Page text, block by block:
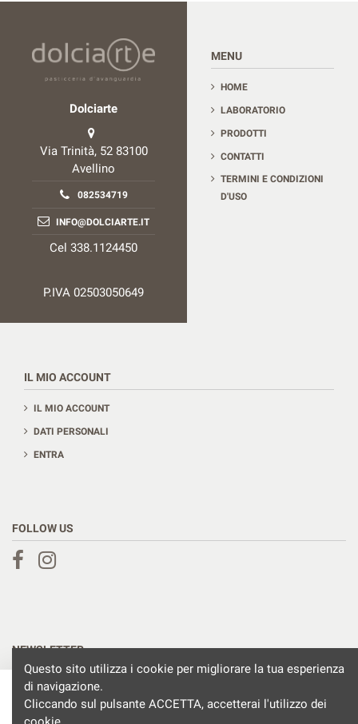
Aggiungi al carrello
Contact us
Dolciarte
Via Trinità, 52 83100
Avellino
082534719
INFO@DOLCIARTE.IT
Cel 338.1124450
P.IVA 02503050649
MENU
HOME
LABORATORIO
PRODOTTI
CONTATTI
TERMINI E CONDIZIONI
D'USO
IL MIO ACCOUNT
IL MIO ACCOUNT
DATI PERSONALI
ENTRA
FOLLOW US
NEWSLETTER
Puoi annullare l'iscrizione in ogni momento. A questo scopo, cerca le info di
Questo sito utilizza i cookie per migliorare la tua esperienza
di navigazione.
Cliccando sul pulsante ACCETTA, accetterai l'utilizzo dei